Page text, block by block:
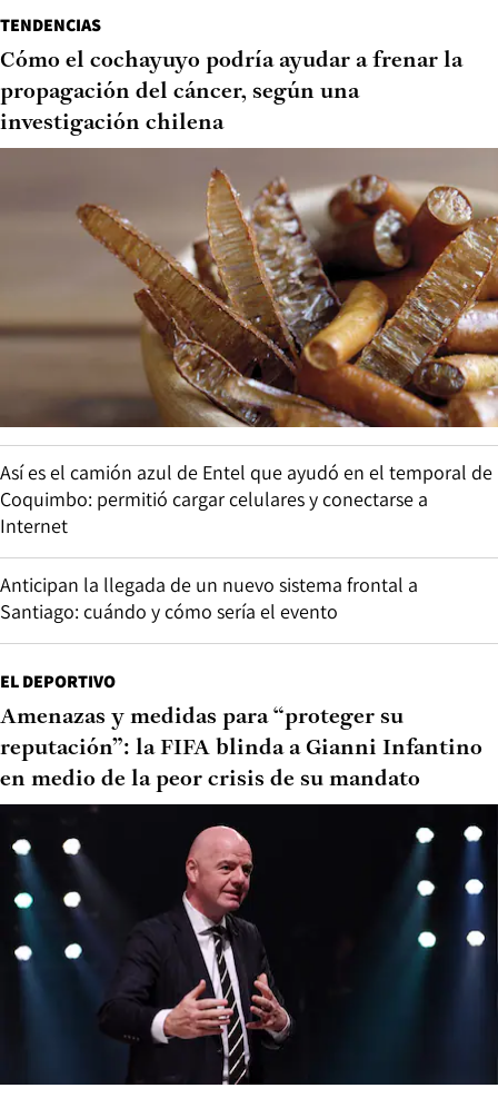
TENDENCIAS
Cómo el cochayuyo podría ayudar a frenar la
propagación del cáncer, según una
investigación chilena
Así es el camión azul de Entel que ayudó en el temporal de
Coquimbo: permitió cargar celulares y conectarse a
Internet
Anticipan la llegada de un nuevo sistema frontal a
Santiago: cuándo y cómo sería el evento
EL DEPORTIVO
Amenazas y medidas para “proteger su
reputación”: la FIFA blinda a Gianni Infantino
en medio de la peor crisis de su mandato